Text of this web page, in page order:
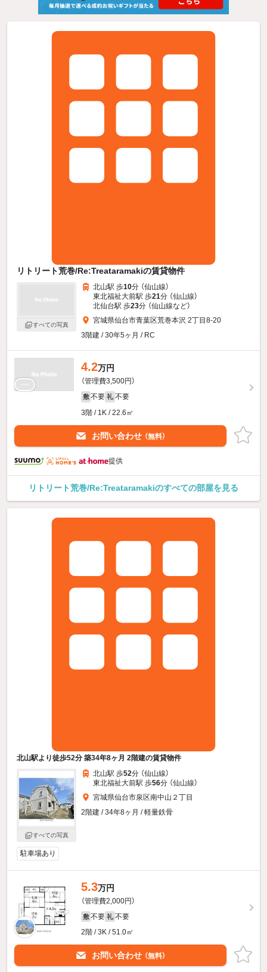
リトリート荒巻/Re:Treataramakiの賃貸物件
すべての写真
北山駅 歩10分 （仙山線）
東北福祉大前駅 歩21分 （仙山線）
北仙台駅 歩23分 （仙山線など）
宮城県仙台市青葉区荒巻本沢 2丁目8-20
3階建 / 30年5ヶ月 / RC
4.2万円
（管理費3,500円）
敷 不要 礼 不要
3階 / 1K / 22.6㎡
お問い合わせ （無料）
提供
リトリート荒巻/Re:Treataramakiのすべての部屋を見る
北山駅より徒歩52分 築34年8ヶ月 2階建の賃貸物件
すべての写真
北山駅 歩52分 （仙山線）
東北福祉大前駅 歩56分 （仙山線）
宮城県仙台市泉区南中山２丁目
2階建 / 34年8ヶ月 / 軽量鉄骨
駐車場あり
5.3万円
（管理費2,000円）
敷 不要 礼 不要
2階 / 3K / 51.0㎡
お問い合わせ （無料）